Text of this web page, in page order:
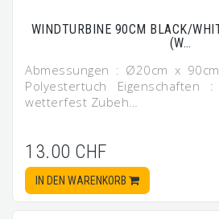
WINDTURBINE 90CM BLACK/
(W…
Abmessungen : Ø20cm x
Polyestertuch Eigenschaften
wetterfest Zubeh…
13.00 CHF
IN DEN WARENKORB